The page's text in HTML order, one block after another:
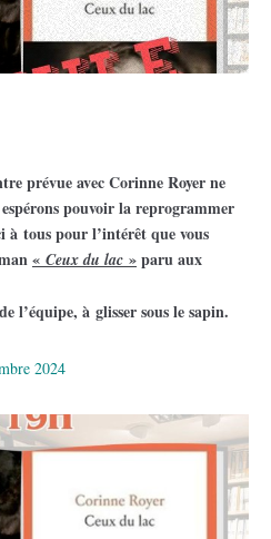
prévue avec Corinne Royer ne
pouvoir la reprogrammer
tous pour l’intérêt que vous
« Ceux du lac »paru aux
l’équipe, à glisser sous le sapin.
2024